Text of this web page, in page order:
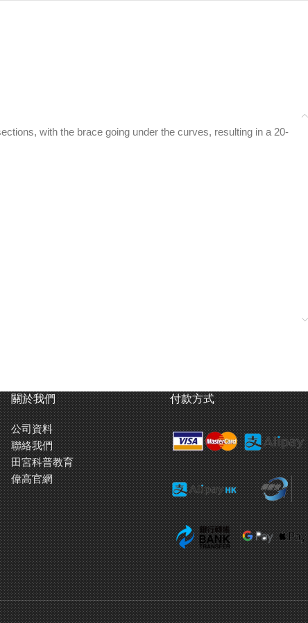
with the brace going under the curves, resulting in a 20-
關於我們
公司資料
聯絡我們
田宮科普教育
偉高官網
付款方式